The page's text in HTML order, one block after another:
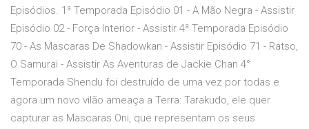
Episódios. 1ª Temporada Episódio 01 - A Mão Negra - Assistir
Episódio 02 - Força Interior - Assistir 4ª Temporada Episódio
70 - As Mascaras De Shadowkan - Assistir Episódio 71 - Ratso,
O Samurai - Assistir As Aventuras de Jackie Chan 4°
Temporada Shendu foi destruído de uma vez por todas e
agora um novo vilão ameaça a Terra: Tarakudo, ele quer
capturar as Mascaras Oni, que representam os seus